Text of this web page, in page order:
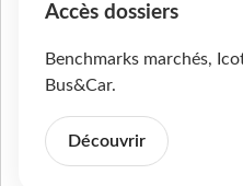
Accès dossiers
Benchmarks marchés,
Bus&Car.
Découvrir